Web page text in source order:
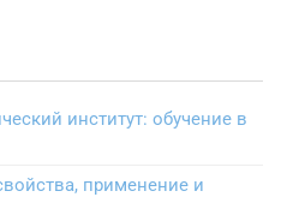
институт: обучение в
применение и